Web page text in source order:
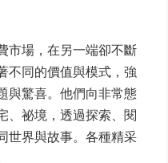
市場，在另一端卻不斷
不同的價值與模式，強
與驚喜。他們向非常態
、祕境，透過探索、閱
世界與故事。各種精采